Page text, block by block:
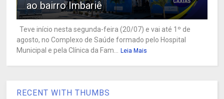
ao bairro Imbariê
Teve início nesta segunda-feira (20/07) e vai até 1º de
agosto, no Complexo de Saúde formado pelo Hospital
Municipal e pela Clínica da Fam...
Leia Mais
RECENT WITH THUMBS